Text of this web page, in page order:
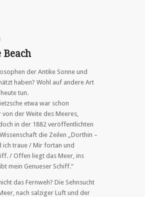
Beach
der Antike Sonne und
haben? Wohl auf andere Art
tun.
etwa war schon
der Weite des Meeres,
in der 1882 veröffentlichten
die Zeilen „Dorthin –
ich traue / Mir fortan und
/ Offen liegt das Meer, ins
mein Genueser Schiff.“
das Fernweh? Die Sehnsucht
nach salziger Luft und der